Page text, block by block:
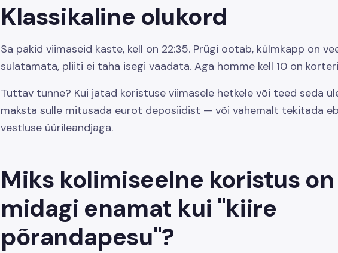
Klassikaline olukord
Sa pakid viimaseid kaste, kell on 22:35. Prügi ootab, külmkapp on
sulatamata, pliiti ei taha isegi vaadata. Aga homme kell 10 on
Tuttav tunne? Kui jätad koristuse viimasele hetkele või teed seda
maksta sulle mitusada eurot deposiidist — või vähemalt tekitada
vestluse üürileandjaga.
Miks kolimiseelne koristus on
midagi enamat kui "kiire
põrandapesu"?